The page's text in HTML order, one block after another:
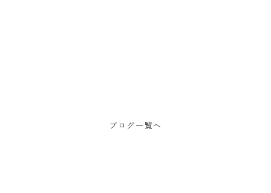
ブログ一覧へ